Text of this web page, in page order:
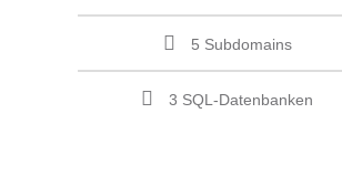
5 Subdomains
3 SQL-Datenbanken